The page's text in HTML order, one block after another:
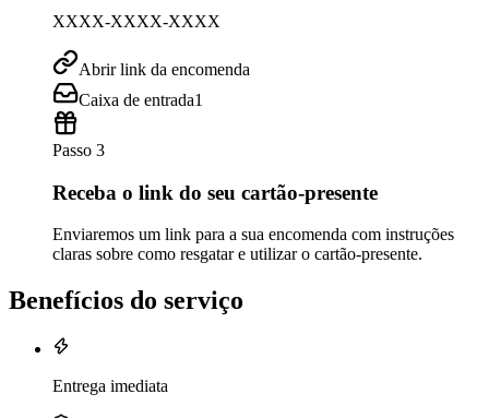
XXXX-XXXX-XXXX
Abrir link da encomenda
Caixa de entrada1
Passo 3
Receba o link do seu cartão-presente
Enviaremos um link para a sua encomenda com instruções
claras sobre como resgatar e utilizar o cartão-presente.
Benefícios do serviço
Entrega imediata